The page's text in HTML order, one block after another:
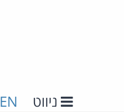
ניווט EN